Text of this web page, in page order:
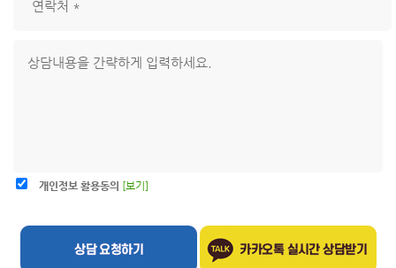
개인정보 활용동의 [보기]